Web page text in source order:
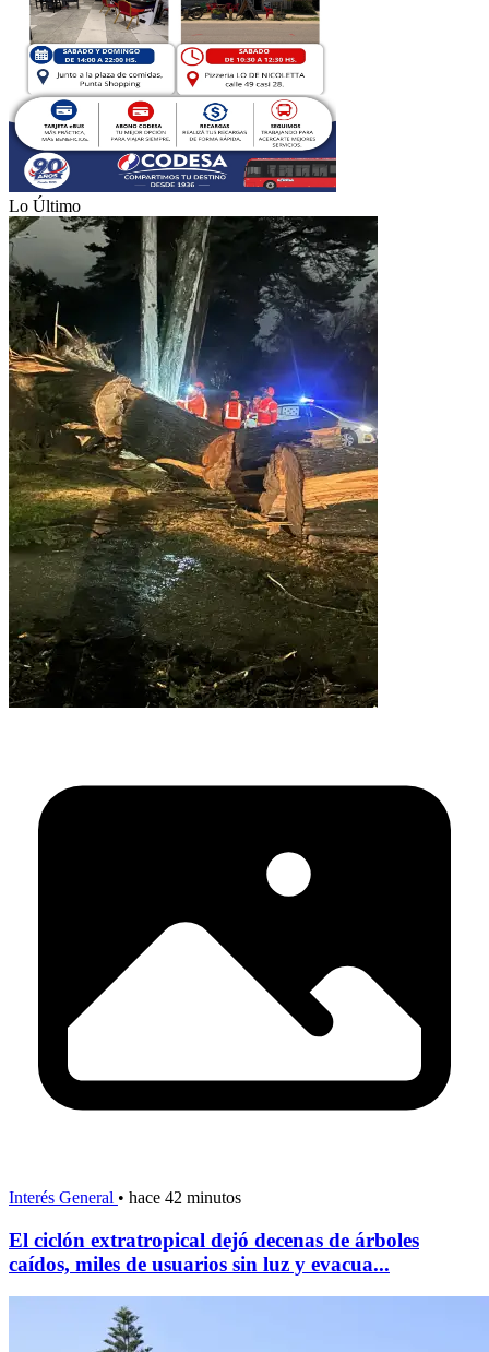
Lo Último
Interés General • hace 42 minutos
El ciclón extratropical dejó decenas de árboles
caídos, miles de usuarios sin luz y evacua...